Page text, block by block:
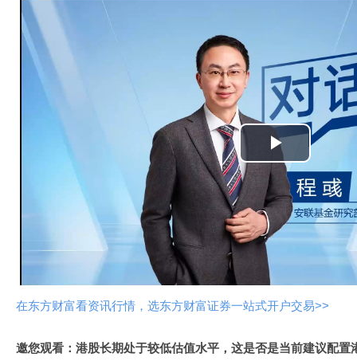
播
放
视
在东方财富看资讯行情，选东方财富证券一站式开户交易>>
邀您观看：港股长期处于较低估值水平，这是否是当前建议配置